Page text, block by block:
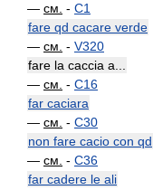
— см. - C1
fare qd cacare verde
— см. - V320
fare la caccia a...
— см. - C16
far caciara
— см. - C30
non fare cacio con qd
— см. - C36
far cadere le ali